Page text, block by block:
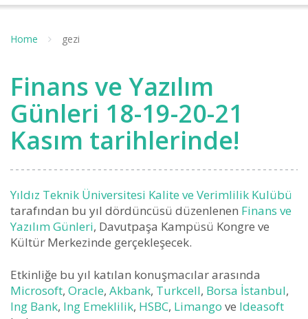
Home gezi
Finans ve Yazılım
Günleri 18-19-20-21
Kasım tarihlerinde!
Yıldız Teknik Üniversitesi Kalite ve Verimlilik Kulübü
tarafından bu yıl dördüncüsü düzenlenen Finans ve
Yazılım Günleri, Davutpaşa Kampüsü Kongre ve
Kültür Merkezinde gerçekleşecek.
Etkinliğe bu yıl katılan konuşmacılar arasında
Microsoft, Oracle, Akbank, Turkcell, Borsa İstanbul,
Ing Bank, Ing Emeklilik, HSBC, Limango ve Ideasoft